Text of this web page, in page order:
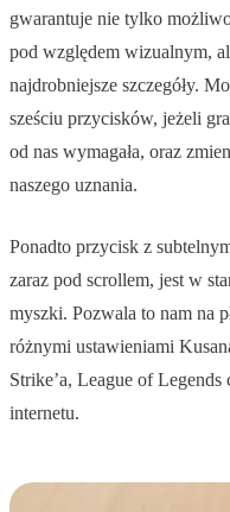
gwarantuje nie tylko
pod względem wizualnym,
najdrobniejsze szczegóły.
sześciu przycisków, jeżeli
od nas wymagała, oraz
naszego uznania.
Ponadto przycisk z
zaraz pod scrollem, jest w
myszki. Pozwala to nam na
różnymi ustawieniami
Strike’a, League of
internetu.